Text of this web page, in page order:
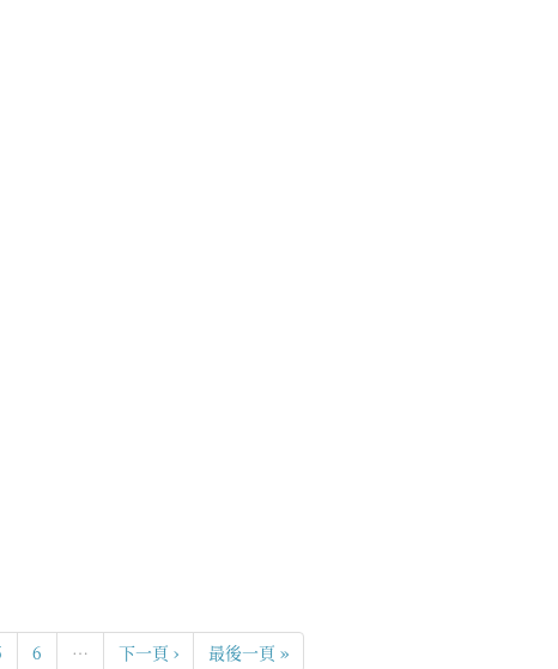
6 … 下一頁 › 最後一頁 »